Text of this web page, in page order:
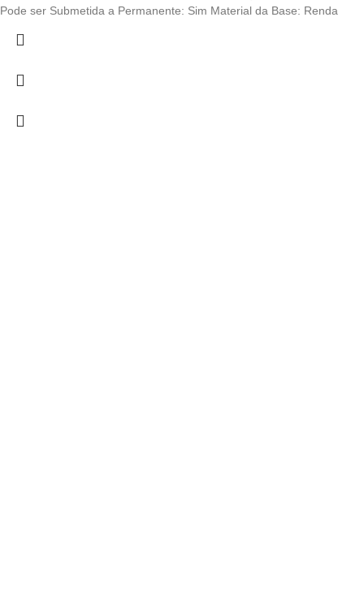
Pode ser Submetida a Permanente: Sim Material da Base: Renda